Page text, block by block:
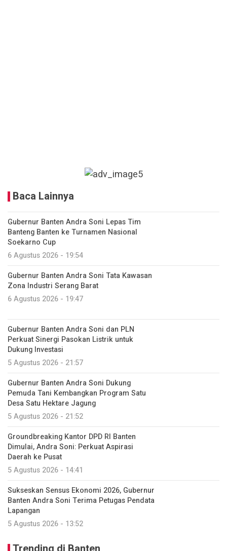
Baca Lainnya
Gubernur Banten Andra Soni Lepas Tim
Banteng Banten ke Turnamen Nasional
Soekarno Cup
6 Agustus 2026 - 19:54
Gubernur Banten Andra Soni Tata Kawasan
Zona Industri Serang Barat
6 Agustus 2026 - 19:47
Gubernur Banten Andra Soni dan PLN
Perkuat Sinergi Pasokan Listrik untuk
Dukung Investasi
5 Agustus 2026 - 21:57
Gubernur Banten Andra Soni Dukung
Pemuda Tani Kembangkan Program Satu
Desa Satu Hektare Jagung
5 Agustus 2026 - 21:52
Groundbreaking Kantor DPD RI Banten
Dimulai, Andra Soni: Perkuat Aspirasi
Daerah ke Pusat
5 Agustus 2026 - 14:41
Sukseskan Sensus Ekonomi 2026, Gubernur
Banten Andra Soni Terima Petugas Pendata
Lapangan
5 Agustus 2026 - 13:52